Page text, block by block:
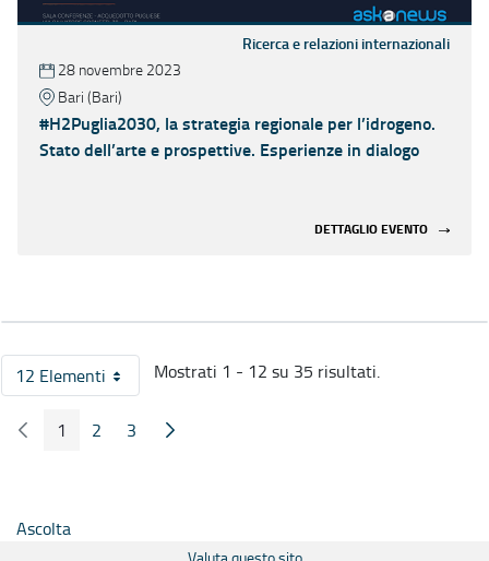
Ricerca e relazioni internazionali
28 novembre 2023
Bari (Bari)
#H2Puglia2030, la strategia regionale per l’idrogeno.
Stato dell’arte e prospettive. Esperienze in dialogo
DETTAGLIO EVENTO
12 ElementiPer pagina
Mostrati 1 - 12 su 35 risultati.
Pagina Precedente
Pagina
1 Pagina
2 Pagina
3 Pagina Seguente
Ascolta